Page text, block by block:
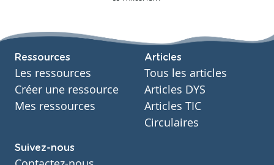
Ressources
Les ressources
Créer une ressource
Mes ressources
Articles
Tous les articles
Articles DYS
Articles TIC
Circulaires
Suivez-nous